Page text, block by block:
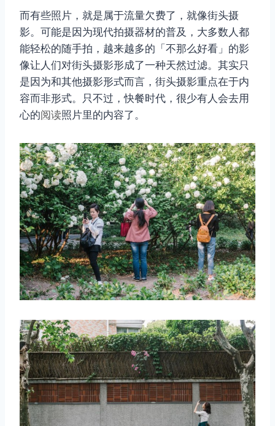
而有些照片，就是属于流量欠费了，就像街头摄
影。可能是因为现代拍摄器材的普及，大多数人都
能轻松的随手拍，越来越多的「不那么好看」的影
像让人们对街头摄影形成了一种天然过滤。其实只
是因为和其他摄影形式而言，街头摄影重点在于内
容而非形式。只不过，快餐时代，很少有人会去用
心的阅读照片里的内容了。